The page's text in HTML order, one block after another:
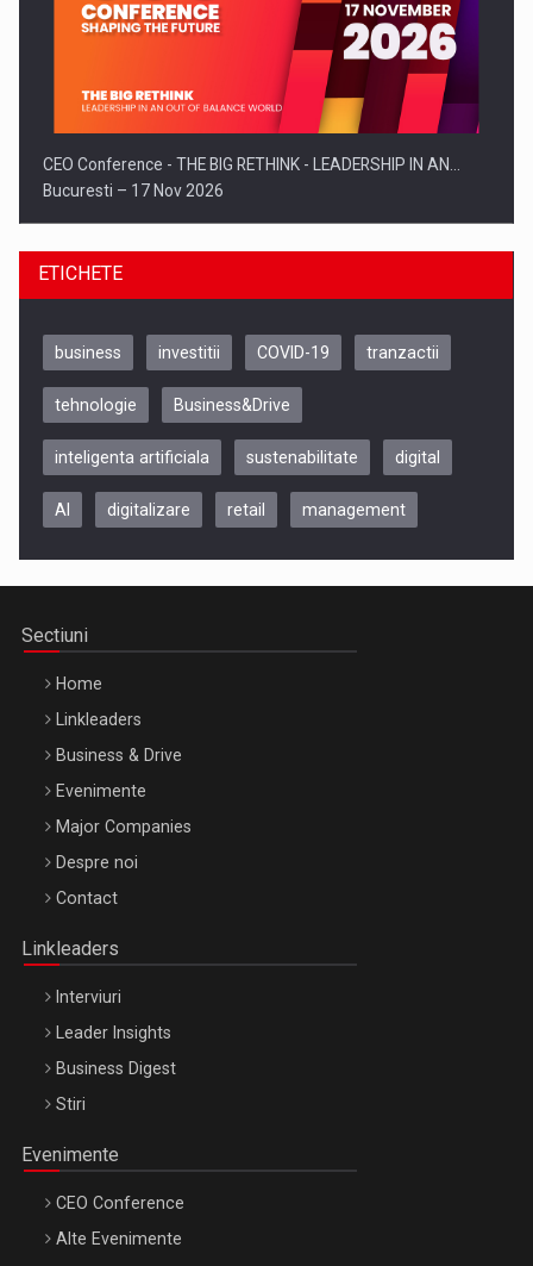
CEO Conference - THE BIG RETHINK - LEADERSHIP IN AN…
Bucuresti – 17 Nov 2026
Be Inspired. Make it Happen!, CLUJ, 9 Decembrie
Cluj-Napoca – 9 Dec 2026
Be Inspired. Make it Happen!, ARTEMIS LETO, ORADEA, 8
Oradea – 8 Oct 2026
ETICHETE
business investitii COVID-19 tranzactii
tehnologie Business&Drive
inteligenta artificiala sustenabilitate digital
AI digitalizare retail management
Sectiuni
Home
Linkleaders
Business & Drive
Evenimente
Major Companies
Despre noi
Contact
Linkleaders
Interviuri
Leader Insights
Business Digest
Stiri
Evenimente
CEO Conference
Alte Evenimente